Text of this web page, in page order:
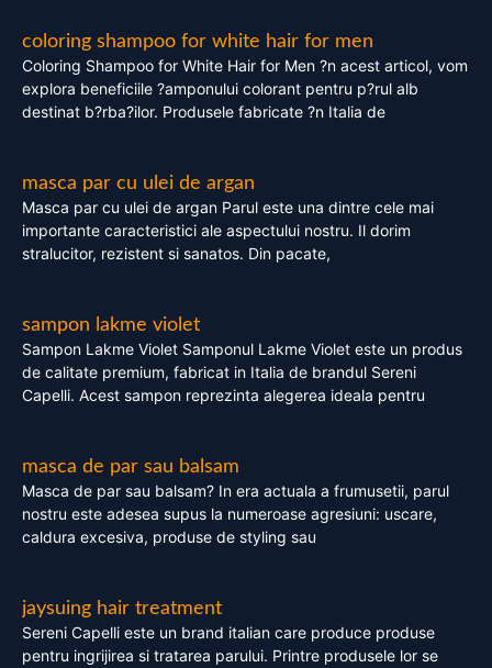
coloring shampoo for white hair for men
Coloring Shampoo for White Hair for Men ?n acest articol, vom
explora beneficiile ?amponului colorant pentru p?rul alb
destinat b?rba?ilor. Produsele fabricate ?n Italia de
masca par cu ulei de argan
Masca par cu ulei de argan Parul este una dintre cele mai
importante caracteristici ale aspectului nostru. Il dorim
stralucitor, rezistent si sanatos. Din pacate,
sampon lakme violet
Sampon Lakme Violet Samponul Lakme Violet este un produs
de calitate premium, fabricat in Italia de brandul Sereni
Capelli. Acest sampon reprezinta alegerea ideala pentru
masca de par sau balsam
Masca de par sau balsam? In era actuala a frumusetii, parul
nostru este adesea supus la numeroase agresiuni: uscare,
caldura excesiva, produse de styling sau
jaysuing hair treatment
Sereni Capelli este un brand italian care produce produse
pentru ingrijirea si tratarea parului. Printre produsele lor se